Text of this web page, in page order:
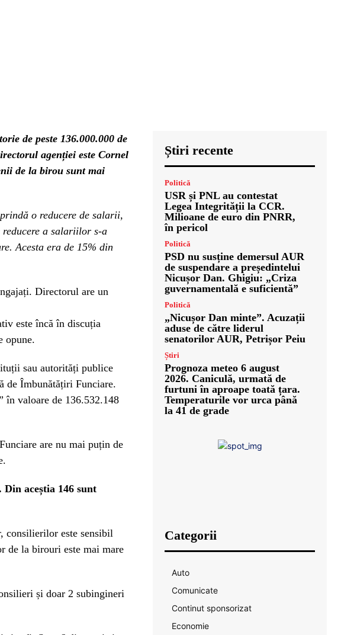
de peste 136.000.000 de
agenției este Cornel
de la birou sunt mai
o reducere de salarii,
a salariilor s-a
Acesta era de 15% din
Directorul are un
este încă în discuția
opune.
sau autorități publice
de Îmbunătățiri Funciare.
în valoare de 136.532.148
are nu mai puțin de
aceștia 146 sunt
consilierilor este sensibil
de la birouri este mai mare
și doar 2 subingineri
Știri recente
Politică
USR și PNL au contestat
Legea Integrității la CCR.
Milioane de euro din PNRR,
în pericol
Politică
PSD nu susține demersul AUR
de suspendare a președintelui
Nicușor Dan. Ghigiu: „Criza
guvernamentală e suficientă”
Politică
„Nicușor Dan minte”. Acuzații
aduse de către liderul
senatorilor AUR, Petrișor Peiu
Știri
Prognoza meteo 6 august
2026. Caniculă, urmată de
furtuni în aproape toată țara.
Temperaturile vor urca până
la 41 de grade
Categorii
Auto
Comunicate
Continut sponsorizat
Economie